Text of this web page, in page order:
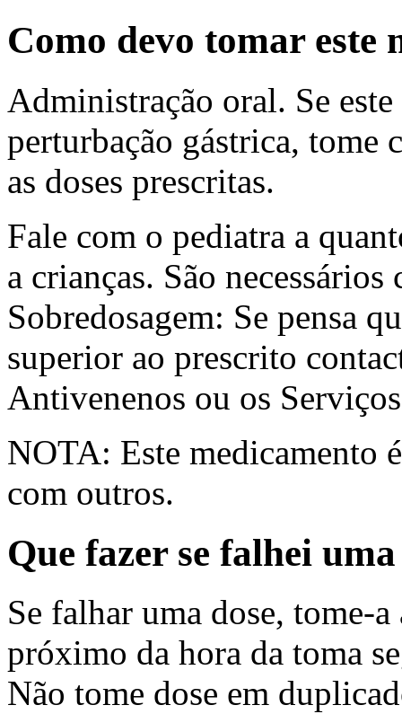
Como devo tomar este
Administração oral. Se
perturbação gástrica, tome
as doses prescritas.
Fale com o pediatra a
a crianças. São
Sobredosagem: Se pensa
superior ao prescrito
Antivenenos ou os
NOTA: Este medicamento
com outros.
Que fazer se falhei
Se falhar uma dose, tome-
próximo da hora da toma
Não tome dose em